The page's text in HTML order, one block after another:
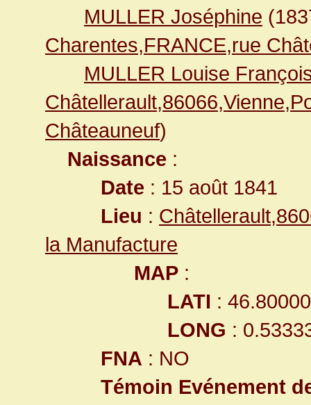
MULLER Joséphine
Charentes,FRANCE,rue
MULLER Louise
Châteauneuf)
Naissance :
Date : 15 août 1841
Lieu :
la Manufacture
MAP :
LATI :
LONG :
FNA : NO
Témoin Evénement